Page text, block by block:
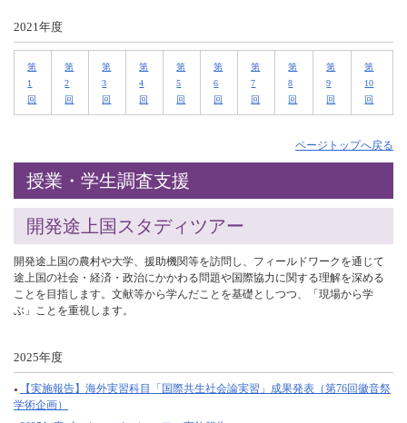
2021年度
第
1
回
第
2
回
第
3
回
第
4
回
第
5
回
第
6
回
第
7
回
第
8
回
第
9
回
第
10
回
ページトップへ戻る
授業・学生調査支援
開発途上国スタディツアー
開発途上国の農村や大学、援助機関等を訪問し、フィールドワークを通じて
途上国の社会・経済・政治にかかわる問題や国際協力に関する理解を深める
ことを目指します。文献等から学んだことを基礎としつつ、「現場から学
ぶ」ことを重視します。
2025年度
【実施報告】海外実習科目「国際共生社会論実習」成果発表（第76回徽音祭
学術企画）